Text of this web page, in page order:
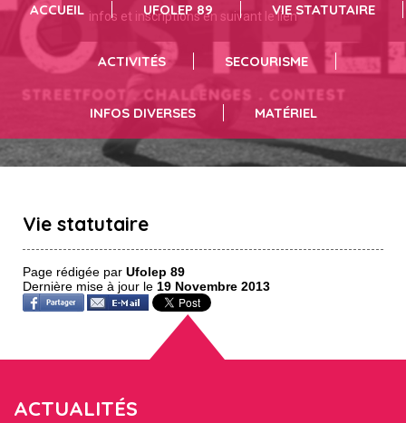
infos et inscriptions en suivant le lien
vous pouvez résrever du matériel en suivant le lien
séances de sport cliquez ici
ACCUEIL UFOLEP 89 VIE STATUTAIRE
ACTIVITÉS SECOURISME
INFOS DIVERSES MATÉRIEL
Vie statutaire
Page rédigée par Ufolep 89
Dernière mise à jour le 19 Novembre 2013
ACTUALITÉS